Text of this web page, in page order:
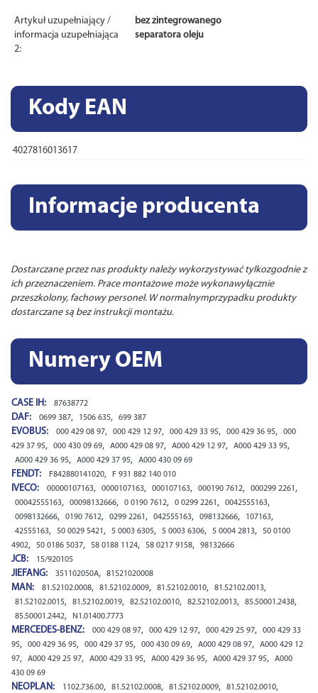
Artykuł uzupełniający /
informacja uzupełniająca
2:
bez zintegrowanego
separatora oleju
Kody EAN
4027816013617
Informacje producenta
Dostarczane przez nas produkty należy wykorzystywać tylkozgodnie z
ich przeznaczeniem. Prace montażowe może wykonawyłącznie
przeszkolony, fachowy personel. W normalnymprzypadku produkty
dostarczane są bez instrukcji montażu.
Numery OEM
CASE IH: 87638772
DAF: 0699 387, 1506 635, 699 387
EVOBUS: 000 429 08 97, 000 429 12 97, 000 429 33 95, 000 429 36 95,
000
429 37 95, 000 430 09 69, A000 429 08 97, A000 429 12 97, A000 429 33 95,
A000 429 36 95, A000 429 37 95, A000 430 09 69
FENDT: F842880141020, F 931 882 140 010
IVECO: 00000107163, 0000107163, 000107163, 000190 7612, 000299 2261 ,
00042555163, 00098132666, 0 0190 7612, 0 0299 2261 , 0042555163,
0098132666, 0190 7612, 0299 2261 , 042555163, 098132666, 107163,
42555163, 50 0029 5421 , 5 0003 6305, 5 0003 6306, 5 0004 2813,
50 0100
4902, 50 0186 5037, 58 0188 1124, 58 0217 9158, 98132666
JCB: 15/920105
JIEFANG: 351102050A, 81521020008
MAN: 81.52102.0008, 81.52102.0009, 81.52102.0010, 81.52102.0013,
81.52102.0015, 81.52102.0019, 82.52102.0010, 82.52102.0013, 85.50001.2438,
85.50001.2442, N1.01400.7773
MERCEDES-BENZ: 000 429 08 97, 000 429 12 97, 000 429 25 97,
000 429 33
95, 000 429 36 95, 000 429 37 95, 000 430 09 69, A000 429 08 97,
A000 429 12
97, A000 429 25 97, A000 429 33 95, A000 429 36 95, A000 429 37 95,
A000
430 09 69
NEOPLAN: 1102.736.00, 81.52102.0008, 81.52102.0009, 81.52102.0010,